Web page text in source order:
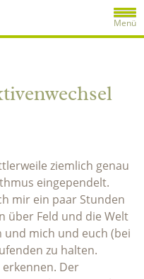
Menü
ziemlich genau
eingependelt.
mir ein paar Stunden
über Feld und die Welt
mich und euch (bei
zu halten.
erkennen. Der